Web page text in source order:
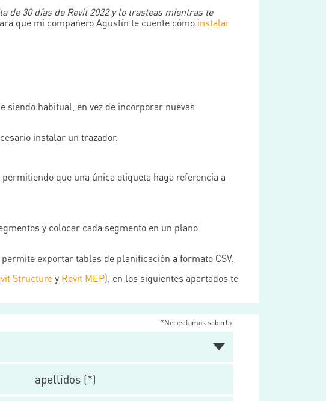
de 30 días de Revit 2022 y lo trasteas mientras te
que mi compañero Agustín te cuente cómo instalar
siendo habitual, en vez de incorporar nuevas
instalar un trazador.
que una única etiqueta haga referencia a
y colocar cada segmento en un plano
permite exportar tablas de planificación a formato CSV.
Structurey Revit MEP), en los siguientes apartados te
*Necesitamos saberlo